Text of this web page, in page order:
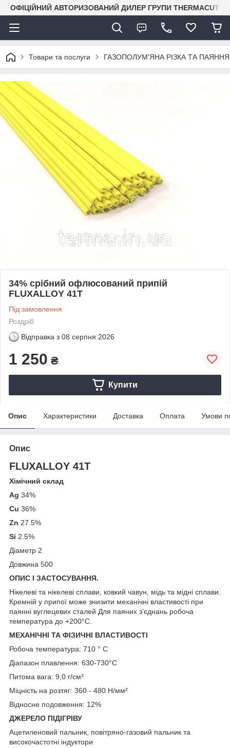
ОФІЦІЙНИЙ АВТОРИЗОВАНИЙ ДИЛЕР ГРУПИ THERMACUT® В
Товари та послуги ГАЗОПОЛУМ'ЯНА РІЗКА ТА ПАЯННЯ
34% срібний офлюсований припій
FLUXALLOY 41T
Під замовлення
Роздріб
Відправка з 08 серпня 2026
1 250 ₴
Купити
Опис Характеристики Доставка Оплата Умови
Опис
FLUXALLOY 41Т
Хімічний склад
Ag 34%
Cu 36%
Zn 27.5%
Si 2.5%
Діаметр 2
Довжина 500
ОПИС І ЗАСТОСУВАННЯ.
Нікелеві та нікелеві сплави, ковкий чавун, мідь та мідні сплави.
Кремній у припої може знизити механічні властивості при
паянні вуглецевих сталей Для паяних з'єднань робоча
температура до +200°С.
МЕХАНІЧНІ ТА ФІЗИЧНІ ВЛАСТИВОСТІ
Робоча температура: 710 ° C
Діапазон плавлення: 630-730°C
Питома вага: 9,0 г/см³
Міцність на розтяг: 360 - 480 Н/мм²
Відносне подовження: 12%
ДЖЕРЕЛО ПІДІГРІВУ
Ацетиленовий пальник, повітряно-газовий пальник та
високочастотні індуктори